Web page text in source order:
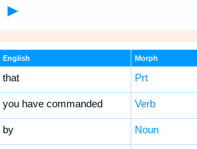
►
English Morph
that Prt
you have commanded Verb
by Noun